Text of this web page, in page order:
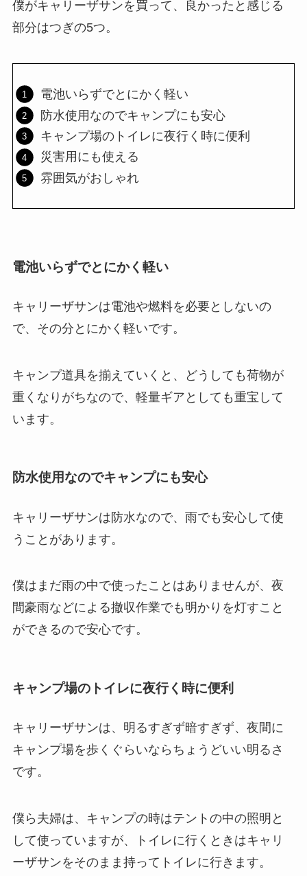
僕がキャリーザサンを買って、良かったと感じる
部分はつぎの5つ。
電池いらずでとにかく軽い
防水使用なのでキャンプにも安心
キャンプ場のトイレに夜行く時に便利
災害用にも使える
雰囲気がおしゃれ
電池いらずでとにかく軽い
キャリーザサンは電池や燃料を必要としないの
で、その分とにかく軽いです。
キャンプ道具を揃えていくと、どうしても荷物が
重くなりがちなので、軽量ギアとしても重宝して
います。
防水使用なのでキャンプにも安心
キャリーザサンは防水なので、雨でも安心して使
うことがあります。
僕はまだ雨の中で使ったことはありませんが、夜
間豪雨などによる撤収作業でも明かりを灯すこと
ができるので安心です。
キャンプ場のトイレに夜行く時に便利
キャリーザサンは、明るすぎず暗すぎず、夜間に
キャンプ場を歩くぐらいならちょうどいい明るさ
です。
僕ら夫婦は、キャンプの時はテントの中の照明と
して使っていますが、トイレに行くときはキャリ
ーザサンをそのまま持ってトイレに行きます。